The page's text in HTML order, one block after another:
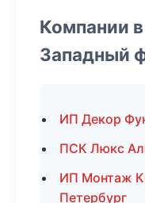
Компании
Западный
ИП Декор
ПСК Люкс
ИП Монтаж
Петербург